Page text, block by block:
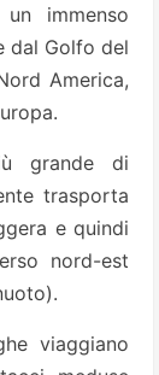
immenso
dal Golfo del
America,
grande di
trasporta
e quindi
nord-est
viaggiano